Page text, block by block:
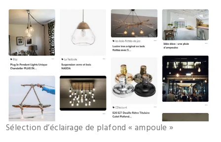
Sélection d’éclairage de plafond « ampoule »